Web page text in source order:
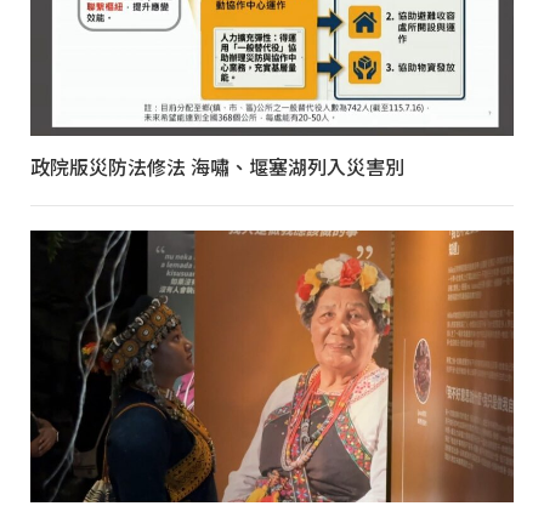
政院版災防法修法 海嘯、堰塞湖列入災害別